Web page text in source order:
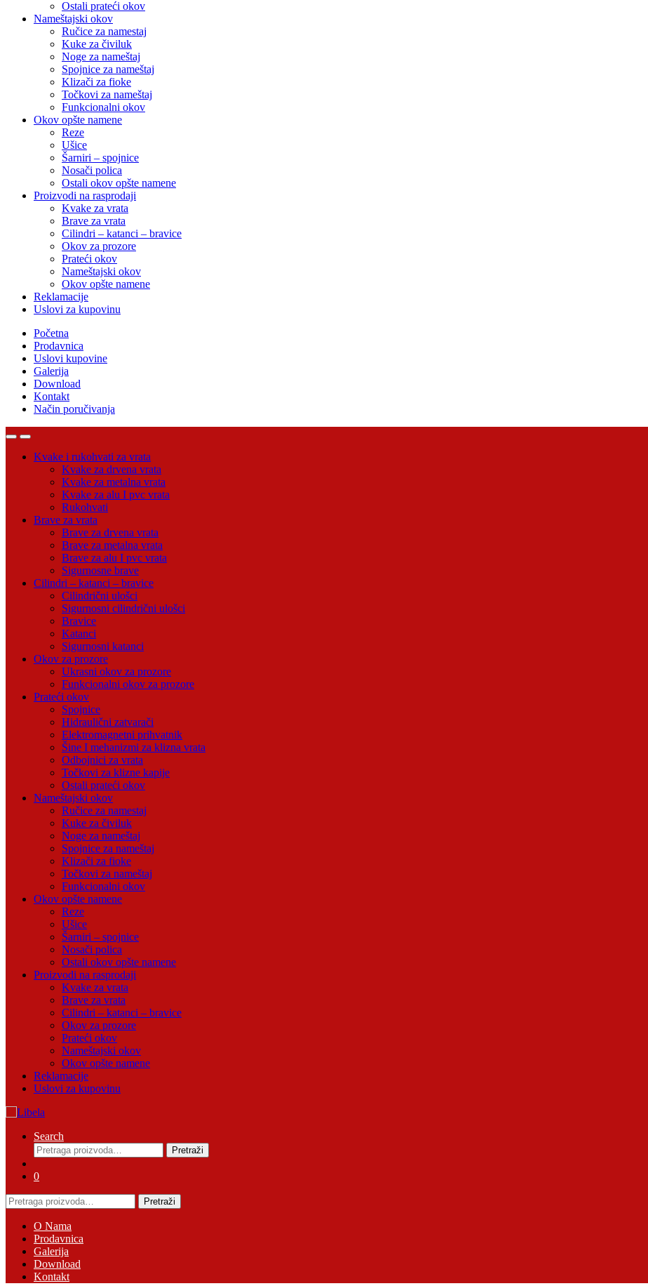
Ostali prateći okov
Nameštajski okov
Ručice za namestaj
Kuke za čiviluk
Noge za nameštaj
Spojnice za nameštaj
Klizači za fioke
Točkovi za nameštaj
Funkcionalni okov
Okov opšte namene
Reze
Ušice
Šarniri – spojnice
Nosači polica
Ostali okov opšte namene
Proizvodi na rasprodaji
Kvake za vrata
Brave za vrata
Cilindri – katanci – bravice
Okov za prozore
Prateći okov
Nameštajski okov
Okov opšte namene
Reklamacije
Uslovi za kupovinu
Početna
Prodavnica
Uslovi kupovine
Galerija
Download
Kontakt
Način poručivanja
OpenClose
Kvake i rukohvati za vrata
Kvake za drvena vrata
Kvake za metalna vrata
Kvake za alu I pvc vrata
Rukohvati
Brave za vrata
Brave za drvena vrata
Brave za metalna vrata
Brave za alu I pvc vrata
Sigurnosne brave
Cilindri – katanci – bravice
Cilindrični ulošci
Sigurnosni cilindrični ulošci
Bravice
Katanci
Sigurnosni katanci
Okov za prozore
Ukrasni okov za prozore
Funkcionalni okov za prozore
Prateći okov
Spojnice
Hidraulični zatvarači
Elektromagnetni prihvatnik
Šine I mehanizmi za klizna vrata
Odbojnici za vrata
Točkovi za klizne kapije
Ostali prateći okov
Nameštajski okov
Ručice za namestaj
Kuke za čiviluk
Noge za nameštaj
Spojnice za nameštaj
Klizači za fioke
Točkovi za nameštaj
Funkcionalni okov
Okov opšte namene
Reze
Ušice
Šarniri – spojnice
Nosači polica
Ostali okov opšte namene
Proizvodi na rasprodaji
Kvake za vrata
Brave za vrata
Cilindri – katanci – bravice
Okov za prozore
Prateći okov
Nameštajski okov
Okov opšte namene
Reklamacije
Uslovi za kupovinu
Search
Pretraga
za:
Pretraži
0
Pretraga
za:
Pretraži
O Nama
Prodavnica
Galerija
Download
Kontakt